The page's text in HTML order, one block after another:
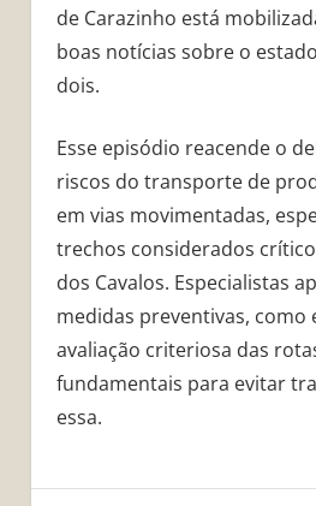
de Carazinho está
boas notícias sobre o
dois.
Esse episódio reacende o
riscos do transporte de
em vias movimentadas,
trechos considerados
dos Cavalos. Especialistas
medidas preventivas, como
avaliação criteriosa das
fundamentais para evitar
essa.